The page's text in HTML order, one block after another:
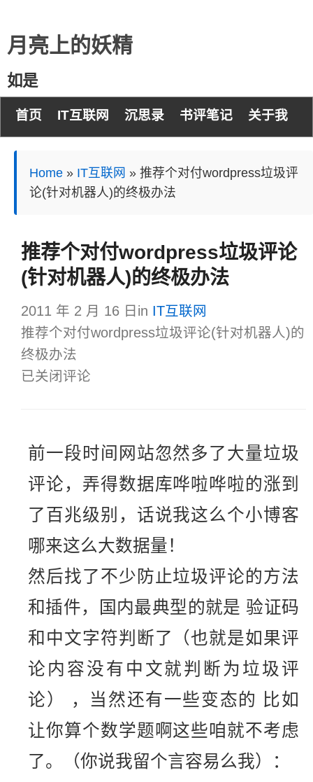
月亮上的妖精
如是
首页 IT互联网 沉思录 书评笔记 关于我
Home» IT互联网 » 推荐个对付wordpress垃圾评
论(针对机器人)的终极办法
推荐个对付wordpress垃圾评论
(针对机器人)的终极办法
2011 年 2 月 16 日 in IT互联网
推荐个对付wordpress垃圾评论(针对机器人)的
终极办法
已关闭评论
前一段时间网站忽然多了大量垃圾
评论，弄得数据库哗啦哗啦的涨到
了百兆级别，话说我这么个小博客
哪来这么大数据量！
然后找了不少防止垃圾评论的方法
和插件，国内最典型的就是 验证码
和中文字符判断了（也就是如果评
论内容没有中文就判断为垃圾评
论） ，当然还有一些变态的 比如
让你算个数学题啊这些咱就不考虑
了。（你说我留个言容易么我）：